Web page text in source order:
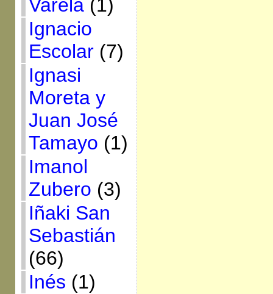
Varela(1)
Ignacio
Escolar(7)
Ignasi
Moreta y
Juan José
Tamayo (1)
Imanol
Zubero (3)
Iñaki San
Sebastián
(66)
Inés (1)